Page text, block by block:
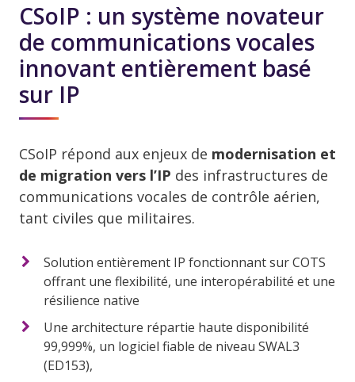
CSoIP : un système novateur
de communications vocales
innovant entièrement basé
sur IP
CSoIP répond aux enjeux de modernisation et
de migration vers l’IP des infrastructures de
communications vocales de contrôle aérien,
tant civiles que militaires.
Solution entièrement IP fonctionnant sur COTS
offrant une flexibilité, une interopérabilité et une
résilience native
Une architecture répartie haute disponibilité
99,999%, un logiciel fiable de niveau SWAL3
(ED153),